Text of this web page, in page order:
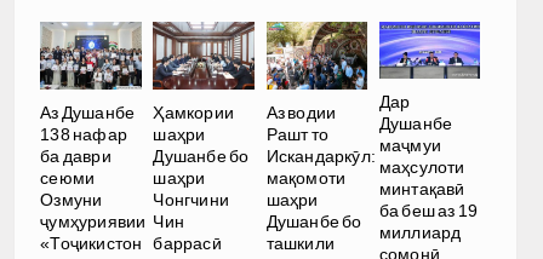
Аз Душанбе
138 нафар
ба даври
сеюми
Озмуни
ҷумҳуриявии
«Тоҷикистон
Ҳамкории
шаҳри
Душанбе бо
шаҳри
Чонгчини
Чин
баррасӣ
Аз водии
Рашт то
Искандаркӯл:
мақомоти
шаҳри
Душанбе бо
ташкили
Дар
Душанбе
маҷмуи
маҳсулоти
минтақавӣ
ба беш аз 19
миллиард
сомонӣ